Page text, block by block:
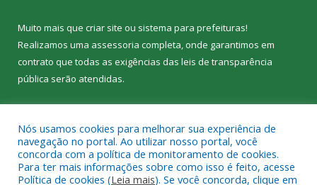
Muito mais que criar site ou sistema para prefeituras!
Realizamos uma assessoria completa, onde garantimos em
contrato que todas as exigências das leis de transparência
pública serão atendidas.
Nós usamos cookies para melhorar sua experiência de
navegação no portal. Ao utilizar nosso portal, você
concorda com a política de monitoramento de cookies.
Para ter mais informações sobre como isso é feito, acesse
Política de cookies (Leia mais). Se você concorda, clique em